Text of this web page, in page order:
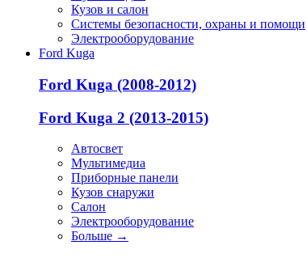
Кузов и салон
Системы безопасности, охраны и помощи
Электрооборудование
Ford Kuga
Ford Kuga (2008-2012)
Ford Kuga 2 (2013-2015)
Автосвет
Мультимедиа
Приборные панели
Кузов снаружи
Салон
Электрооборудование
Больше →